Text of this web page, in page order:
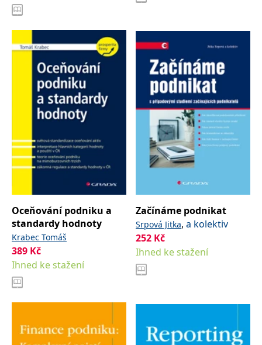
Oceňování podniku a
standardy hodnoty
Krabec Tomáš
389 Kč
Ihned ke stažení
Začínáme podnikat
Srpová Jitka, a kolektiv
252 Kč
Ihned ke stažení